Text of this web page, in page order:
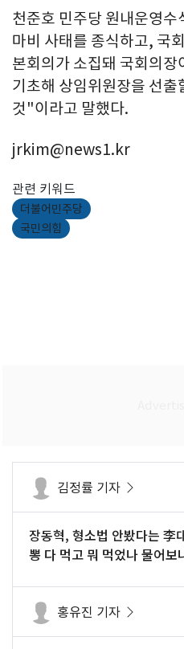
천준호 민주당 원내운영
마비 사태를 종식하고, 국
본회의가 소집돼 국회의장
기초해 상임위원장을 선출
것"이라고 말했다.
jrkim@news1.kr
관련 키워드
더불어민주당
국민의힘
김정률 기자
장동혁, 형소법 안봤다는 李
뽕 다 먹고 뭐 먹었나 물어보
홍유진 기자